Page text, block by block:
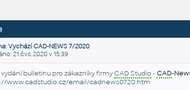
Vychází CAD-NEWS 7/2020
21.čvc.2020 v 15:39
bulletinu pro zákazníky firmy CAD Studio - CAD-
www.cadstudio.cz/email/cadnews0720.htm